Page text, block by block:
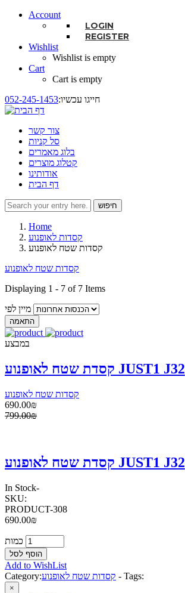
Account
LOGIN
REGISTER
Wishlist
Wishlist is empty
Cart
Cart is empty
052-245-1453 :חייגו עכשיו
צור קשר
סל קניות
בלוג מאמרים
קטלוג מוצרים
אודותינו
דף הבית
חיפוש
Home
קסדות לאופנוע
קסדות שטח לאופנוע
קסדות שטח לאופנוע
Displaying 1 - 7 of 7 Items
במבצע
קסדת שטח לאופנוע JUST1 J32
קסדות שטח לאופנוע
690.00₪
799.00₪
קסדת שטח לאופנוע JUST1 J32
In Stock-
SKU:
PRODUCT-308
690.00₪
Add to WishList
Category:קסדות שטח לאופנוע - Tags:
×